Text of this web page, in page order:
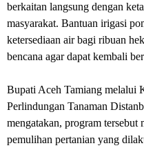
berkaitan langsung dengan
masyarakat. Bantuan irigasi
ketersediaan air bagi ribuan
bencana agar dapat kembali
Bupati Aceh Tamiang melalui
Perlindungan Tanaman
mengatakan, program tersebut
pemulihan pertanian yang